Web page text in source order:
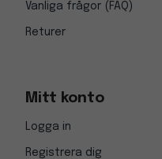
Vanliga frågor (FAQ)
Returer
Mitt konto
Logga in
Registrera dig